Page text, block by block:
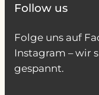
Follow us
Folge uns auf
Instagram – wir
gespannt.